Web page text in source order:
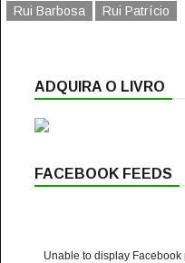
Rui Barbosa Rui Patrício
ADQUIRA O LIVRO
FACEBOOK FEEDS
Unable to display Facebook